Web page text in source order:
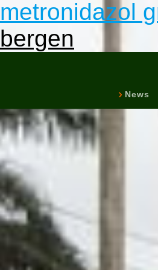
metronidazol
bergen
News